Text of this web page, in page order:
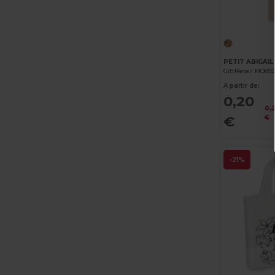
GiftRetail MO8924
A partir de:
0,20
€
€
-21%